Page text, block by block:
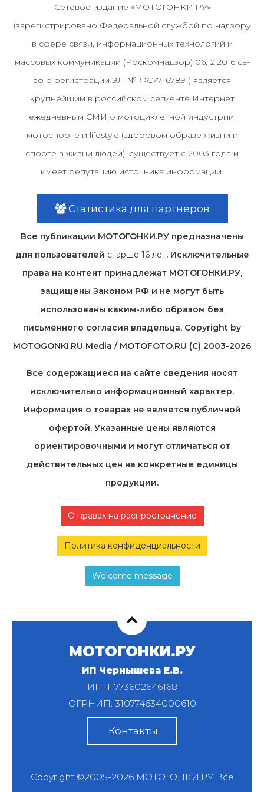
Сетевое издание «МОТОГОНКИ.РУ»
(зарегистрировано Федеральной службой по надзору
в сфере связи, информационных технологий и
массовых коммуникаций (Роскомнадзор) 06.12.2016 св-
во о регистрации ЭЛ № ФС77–67891) является
крупнейшим в российском сегменте Интернет
ежедневным СМИ о мотоциклетной индустрии,
мотоспорте и lifestyle (здоровом образе жизни и
спорте в жизни людей), существует с 2003 года и
имеет репутацию источника информации.
Статистика для партнеров
Все публикации МОТОГОНКИ.РУ предназначены
для пользователей старше 16 лет. Исключительные
права на контент принадлежат МОТОГОНКИ.РУ,
защищены Законом РФ и не могут быть
использованы каким-либо образом без
письменного согласия владельца. Copyright by
MOTOGONKI.RU Media / MOTOFOTO.RU (C) 2003-2026
Все содержащиеся на cайте сведения носят
исключительно информационный характер.
Информация о товарах не является публичной
офертой. Указанные цены являются
ориентировочными и могут отличаться от
действительных цен на конкретные единицы
продукции.
О правах на распространение
Политика конфиденциальности
Welcome message
МОТОГОНКИ.РУ
ИП Чернышева Е.В.
ИНН: 773602646168
ОГРНИП: 310774634000610
Контакты
Copyright ©2005-2026 МОТОГОНКИ.РУВсе